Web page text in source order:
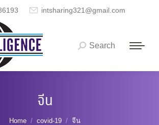
intsharing321@gmail.com
Search:
Search
จีน
You are here:
Home covid-19 จีน